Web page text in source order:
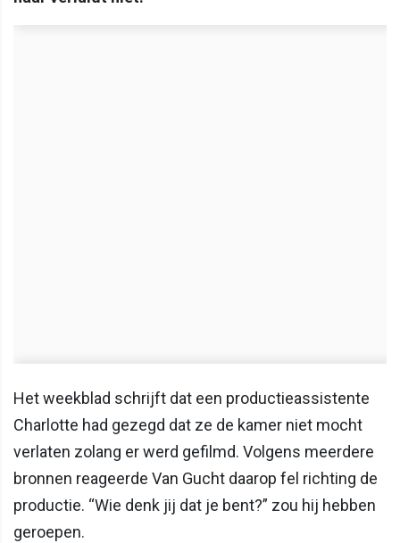
Het weekblad schrijft dat een productieassistente
Charlotte had gezegd dat ze de kamer niet mocht
verlaten zolang er werd gefilmd. Volgens meerdere
bronnen reageerde Van Gucht daarop fel richting de
productie. “Wie denk jij dat je bent?” zou hij hebben
geroepen.